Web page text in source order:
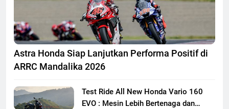
Astra Honda Siap Lanjutkan Performa Positif di
ARRC Mandalika 2026
Test Ride All New Honda Vario 160
EVO : Mesin Lebih Bertenaga dan